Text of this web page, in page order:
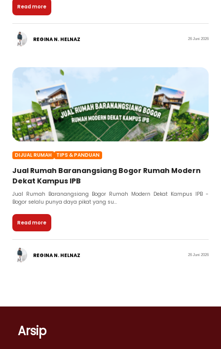
Read more
REGINA N. HELNAZ 26 Juni 2026
DIJUAL RUMAH TIPS & PANDUAN
Jual Rumah Baranangsiang Bogor Rumah Modern
Dekat Kampus IPB
Jual Rumah Baranangsiang Bogor Rumah Modern Dekat Kampus IPB -
Bogor selalu punya daya pikat yang su...
Read more
REGINA N. HELNAZ 26 Juni 2026
Arsip